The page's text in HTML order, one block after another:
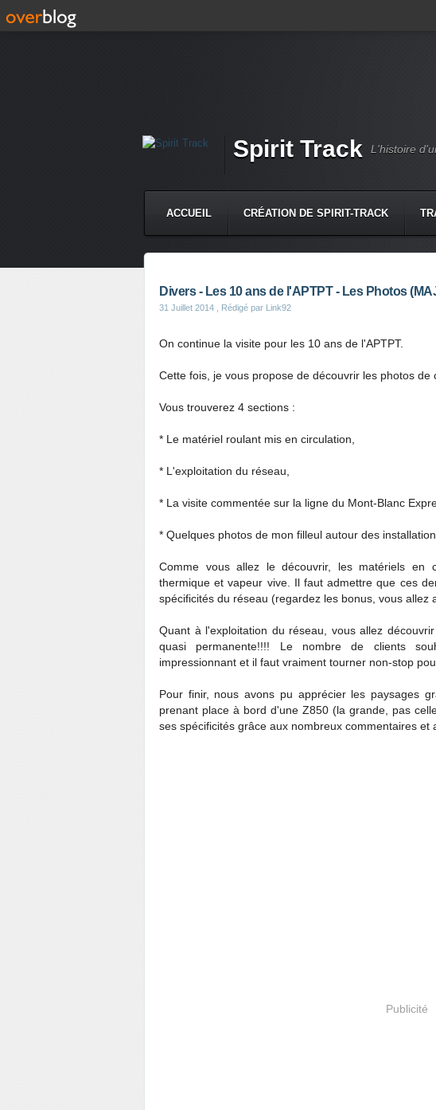
Spirit Track L'histoire
ACCUEIL CRÉATION DE SPIRIT-TRACK
Divers - Les 10 ans de l'APTPT - Les Photos
31 Juillet 2014 , Rédigé par Link92
On continue la visite pour les 10 ans de l'APTPT.
Cette fois, je vous propose de découvrir les photos de
Vous trouverez 4 sections :
* Le matériel roulant mis en circulation,
* L'exploitation du réseau,
* La visite commentée sur la ligne du Mont-Blanc
* Quelques photos de mon filleul autour des
Comme vous allez le découvrir, les matériels en
thermique et vapeur vive. Il faut admettre que ces
spécificités du réseau (regardez les bonus, vous allez
Quant à l'exploitation du réseau, vous allez
quasi permanente!!!! Le nombre de clients
impressionnant et il faut vraiment tourner non-stop
Pour finir, nous avons pu apprécier les paysages
prenant place à bord d'une Z850 (la grande, pas
ses spécificités grâce aux nombreux commentaires et
Publicité